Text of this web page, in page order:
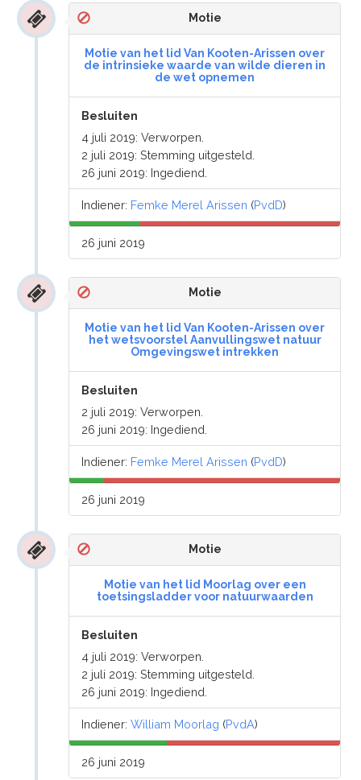
Motie
Motie van het lid Van Kooten-Arissen over
de intrinsieke waarde van wilde dieren in
de wet opnemen
Besluiten
4 juli 2019: Verworpen.
2 juli 2019: Stemming uitgesteld.
26 juni 2019: Ingediend.
Indiener: Femke Merel Arissen (PvdD)
26 juni 2019
Motie
Motie van het lid Van Kooten-Arissen over
het wetsvoorstel Aanvullingswet natuur
Omgevingswet intrekken
Besluiten
2 juli 2019: Verworpen.
26 juni 2019: Ingediend.
Indiener: Femke Merel Arissen (PvdD)
26 juni 2019
Motie
Motie van het lid Moorlag over een
toetsingsladder voor natuurwaarden
Besluiten
4 juli 2019: Verworpen.
2 juli 2019: Stemming uitgesteld.
26 juni 2019: Ingediend.
Indiener:William Moorlag (PvdA)
26 juni 2019